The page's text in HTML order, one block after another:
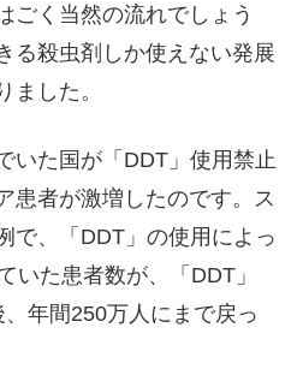
ごく当然の流れでしょう
る殺虫剤しか使えない発展
ました。
いた国が「DDT」使用禁止
患者が激増したのです。ス
で、「DDT」の使用によっ
いた患者数が、「DDT」
年間250万人にまで戻っ